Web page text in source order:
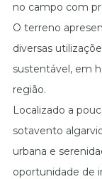
no campo com
O terreno
diversas
sustentável, em
região.
Localizado a
sotavento
urbana e
oportunidade de